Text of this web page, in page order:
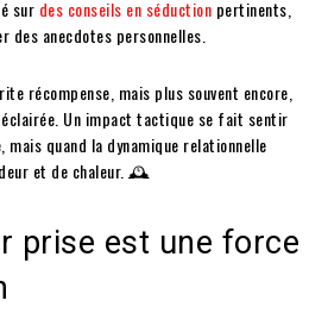
sur des conseils en séduction pertinents,
des anecdotes personnelles.
récompense, mais plus souvent encore,
Un impact tactique se fait sentir
mais quand la dynamique relationnelle
et de chaleur. 🕰️
prise est une force